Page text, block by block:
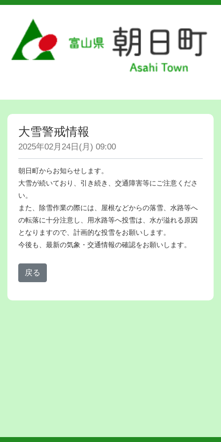
大雪警戒情報
2025年02月24日(月) 09:00
朝日町からお知らせします。
大雪が続いており、引き続き、交通障害等にご注意くださ
い。
また、除雪作業の際には、屋根などからの落雪、水路等へ
の転落に十分注意し、用水路等へ投雪は、水が溢れる原因
となりますので、計画的な投雪をお願いします。
今後も、最新の気象・交通情報の確認をお願いします。
戻る